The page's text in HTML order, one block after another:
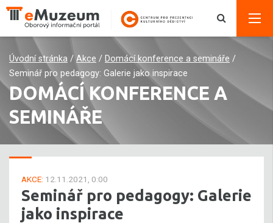
Úvodní stránka / Akce / Domácí konference a semináře /
Seminář pro pedagogy: Galerie jako inspirace
DOMÁCÍ KONFERENCE A
SEMINÁŘE
AKCE: 12.11.2021, 0:00
Seminář pro pedagogy: Galerie
jako inspirace